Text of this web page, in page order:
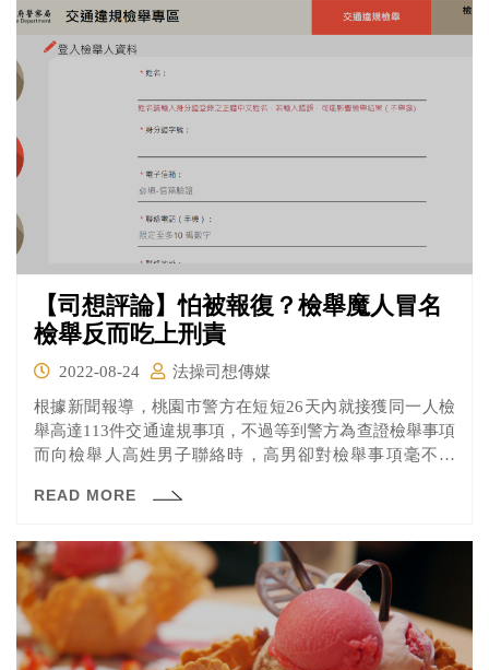
成暴力事件。 在新任總統尼克森上台之際，聯邦檢察官起
訴了七位領導人，指控他們共謀跨州界煽動暴力行為。
《芝加哥七人案》即收錄了United States v. Dellinger一案審
【司想評論】怕被報復？檢舉魔人冒名
檢舉反而吃上刑責
2022-08-24
法操司想傳媒
根據新聞報導，桃園市警方在短短26天內就接獲同一人檢
舉高達113件交通違規事項，不過等到警方為查證檢舉事項
而向檢舉人高姓男子聯絡時，高男卻對檢舉事項毫不知
名林姓男子所檢舉，而林男之所以會使用高男的名義檢舉
傻眼。
READ MORE